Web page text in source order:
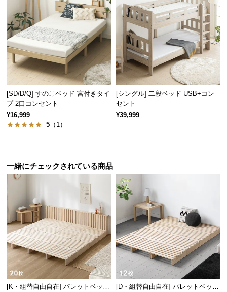
[SD/D/Q] すのこベッド 宮付きタイ
プ 2口コンセント
¥16,999
5 （1）
[シングル] 二段ベッド USB+コン
セント
¥39,999
一緒にチェックされている商品
[K・組替自由自在] パレットベッド
[D・組替自由自在] パレットベッド